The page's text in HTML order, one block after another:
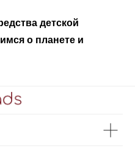
детской
о планете и